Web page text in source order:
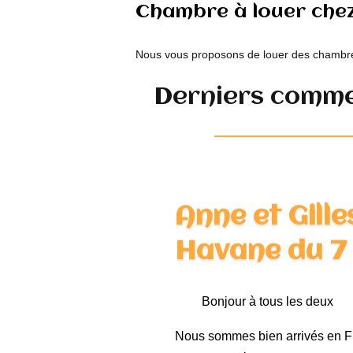
Chambre à louer
Nous vous proposons de louer des
Derniers
Anne et
Havane du
Bonjour à tous les deux
Nous sommes bien arrivés en